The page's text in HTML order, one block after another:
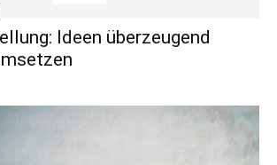
Ideen überzeugend